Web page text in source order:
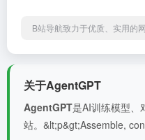
B站导航致力于优质、实用的
关于AgentGPT
AgentGPT是AI训练模型、
站。&lt;p&gt;Assemble,